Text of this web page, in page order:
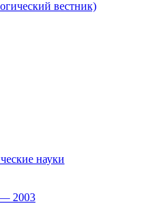
вестник)
науки
2003